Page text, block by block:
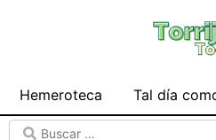
Hemeroteca Tal día